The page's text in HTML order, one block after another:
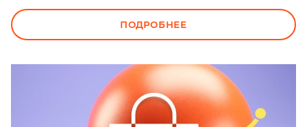
ПОДРОБНЕЕ